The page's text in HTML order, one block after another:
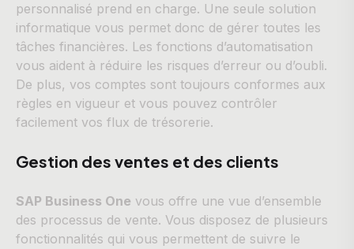
personnalisé prend en charge. Une seule solution
informatique vous permet donc de gérer toutes les
tâches financières. Les fonctions d’automatisation
vous aident à réduire les risques d’erreur ou d’oubli.
De plus, vos comptes sont toujours conformes aux
règles en vigueur et vous pouvez contrôler
facilement vos flux de trésorerie.
Gestion des ventes et des clients
SAP Business One vous offre une vue d’ensemble
des processus de vente. Vous disposez de plusieurs
fonctionnalités qui vous permettent de suivre le